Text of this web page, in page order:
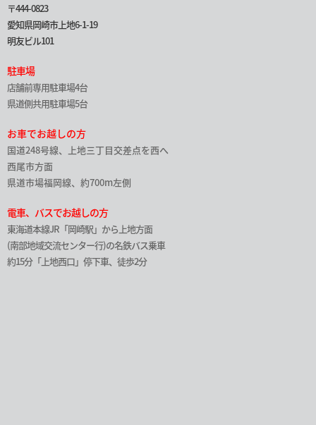
〒444-0823
愛知県岡崎市上地6-1-19
明友ビル101
駐車場
店舗前専用駐車場4台
県道側共用駐車場5台
お車でお越しの方
国道248号線、上地三丁目交差点を西へ
西尾市方面
県道市場福岡線、約700m左側
電車、バスでお越しの方
東海道本線JR「岡崎駅」から上地方面
(南部地域交流センター行)の名鉄バス乗車
約15分「上地西口」停下車、徒歩2分